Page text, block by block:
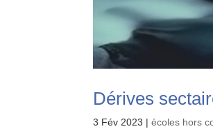
Dérives
3 Fév 2023 |écoles hors